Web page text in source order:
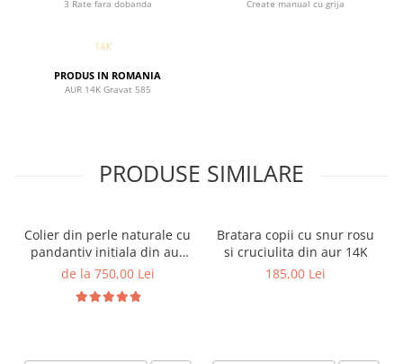
3 Rate fara dobanda Create manual cu grija
PRODUS IN ROMANIA
AUR 14K Gravat 585
PRODUSE SIMILARE
Colier din perle naturale cu
pandantiv initiala din aur
14K si bilute din aur 14K de
de la 750,00 Lei
Bratara copii cu snur rosu
si cruciulita din aur 14K
185,00 Lei